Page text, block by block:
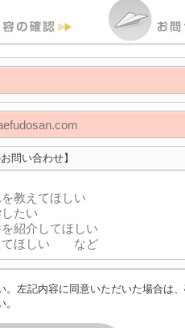
問い合わせ】
。左記内容に同意いただいた場合は
。